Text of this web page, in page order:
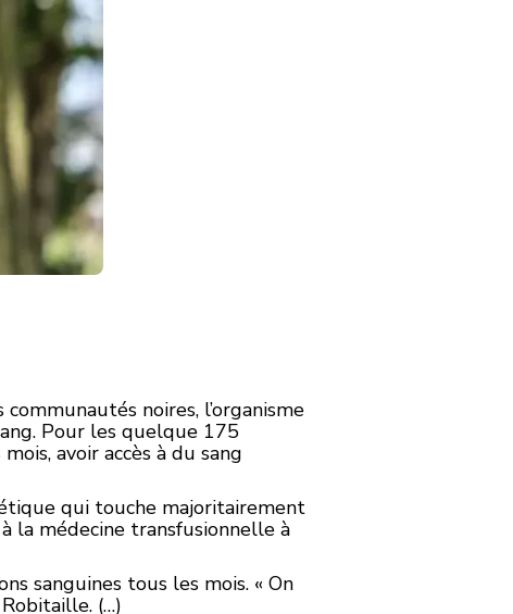
noires, l’organisme
Pour les quelque 175
avoir accès à du sang
qui touche majoritairement
la médecine transfusionnelle à
sanguines tous les mois. « On
Robitaille. (…)